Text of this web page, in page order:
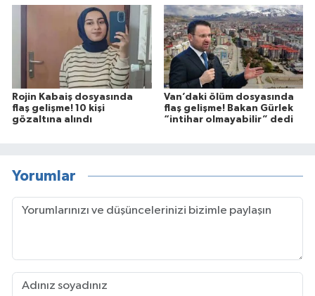
Rojin Kabaiş dosyasında
flaş gelişme! 10 kişi
gözaltına alındı
Van’daki ölüm dosyasında
flaş gelişme! Bakan Gürlek
“intihar olmayabilir” dedi
Yorumlar